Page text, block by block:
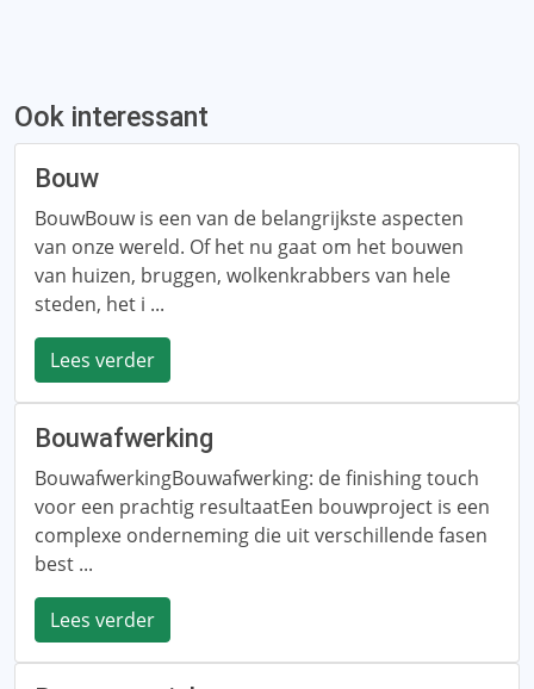
Ook interessant
Bouw
BouwBouw is een van de belangrijkste aspecten
van onze wereld. Of het nu gaat om het bouwen
van huizen, bruggen, wolkenkrabbers van hele
steden, het i ...
Lees verder
Bouwafwerking
BouwafwerkingBouwafwerking: de finishing touch
voor een prachtig resultaatEen bouwproject is een
complexe onderneming die uit verschillende fasen
best ...
Lees verder